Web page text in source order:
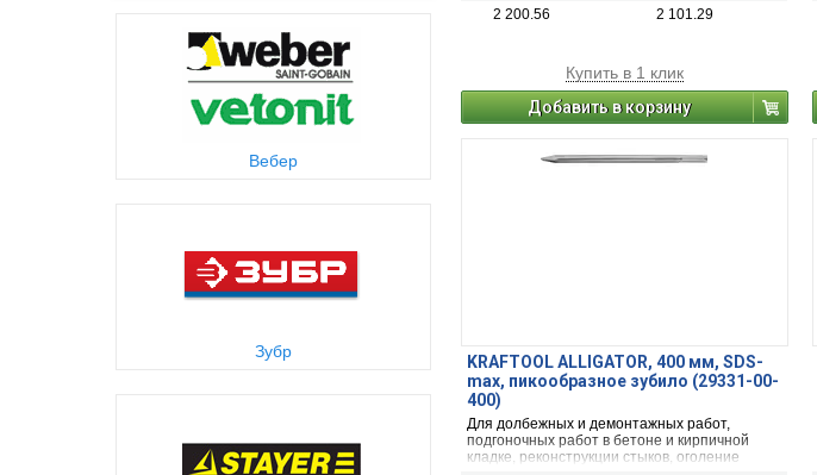
Вебер
Зубр
2 200.56 2 101.29
Купить в 1 клик
Добавить в корзину
KRAFTOOL ALLIGATOR, 400 мм, SDS-
max, пикообразное зубило (29331-00-
400)
Для долбежных и демонтажных работ,
подгоночных работ в бетоне и кирпичной
кладке, реконструкции стыков, оголение